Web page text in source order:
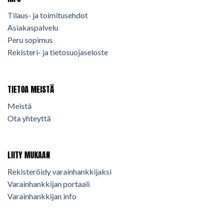
Tilaus- ja toimitusehdot
Asiakaspalvelu
Peru sopimus
Rekisteri- ja tietosuojaseloste
TIETOA MEISTÄ
Meistä
Ota yhteyttä
LIITY MUKAAN
Rekisteröidy varainhankkijaksi
Varainhankkijan portaali
Varainhankkijan info